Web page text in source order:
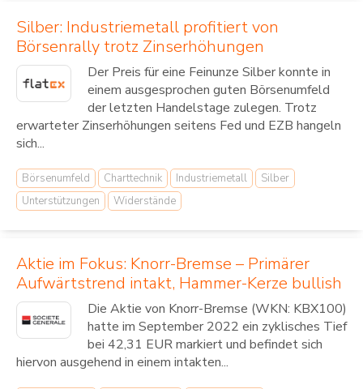
Silber: Industriemetall profitiert von
Börsenrally trotz Zinserhöhungen
Der Preis für eine Feinunze Silber konnte in
einem ausgesprochen guten Börsenumfeld
der letzten Handelstage zulegen. Trotz
erwarteter Zinserhöhungen seitens Fed und EZB hangeln
sich...
Börsenumfeld Charttechnik Industriemetall
Silber
Unterstützungen
Widerstände
Aktie im Fokus: Knorr-Bremse – Primärer
Aufwärtstrend intakt, Hammer-Kerze bullish
Die Aktie von Knorr-Bremse (WKN: KBX100)
hatte im September 2022 ein zyklisches Tief
bei 42,31 EUR markiert und befindet sich
hiervon ausgehend in einem intakten...